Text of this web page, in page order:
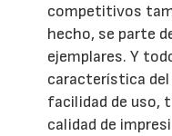
competitivos
hecho, se parte
ejemplares. Y
característica
facilidad de uso,
calidad de